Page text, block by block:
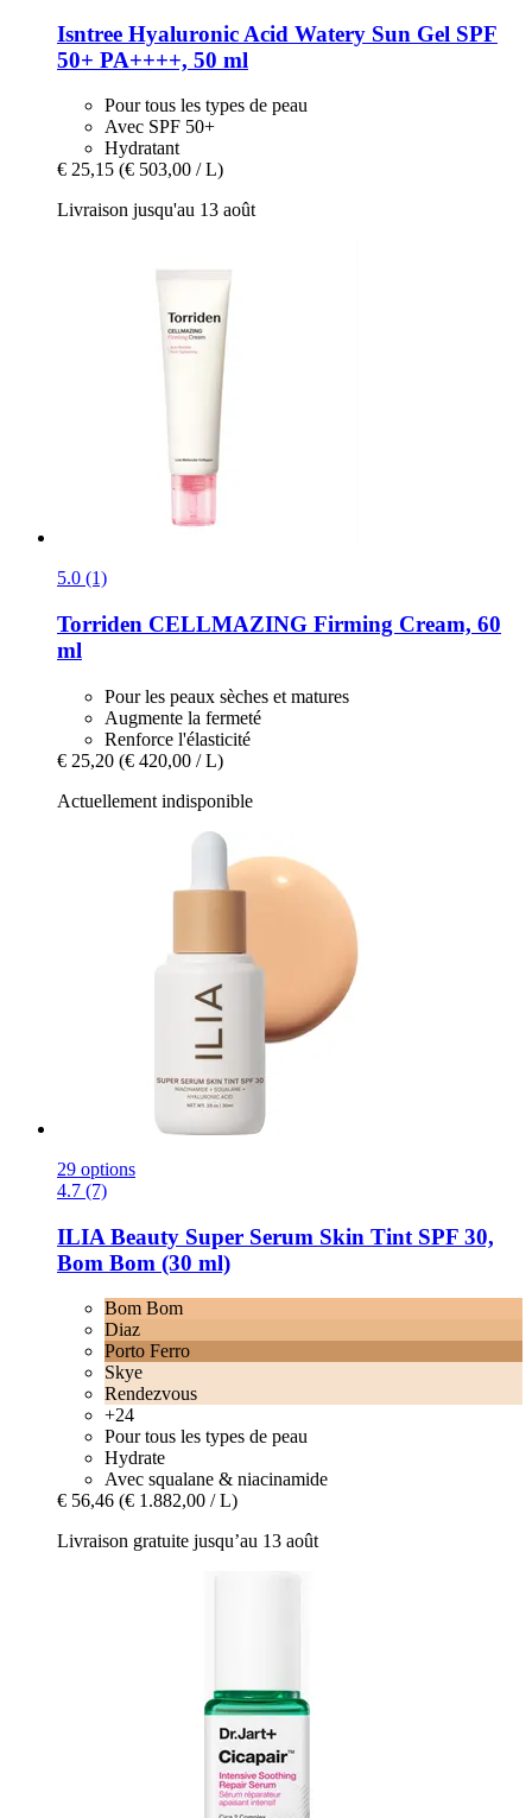
Isntree Hyaluronic Acid Watery Sun Gel SPF
50+ PA++++, 50 ml
Pour tous les types de peau
Avec SPF 50+
Hydratant
€ 25,15 (€ 503,00 / L)
Livraison jusqu'au 13 août
5.0 (1)
Torriden CELLMAZING Firming Cream, 60
ml
Pour les peaux sèches et matures
Augmente la fermeté
Renforce l'élasticité
€ 25,20 (€ 420,00 / L)
Actuellement indisponible
29 options
4.7 (7)
ILIA Beauty Super Serum Skin Tint SPF 30,
Bom Bom (30 ml)
Bom Bom
Diaz
Porto Ferro
Skye
Rendezvous
+24
Pour tous les types de peau
Hydrate
Avec squalane & niacinamide
€ 56,46 (€ 1.882,00 / L)
Livraison gratuite jusqu’au 13 août